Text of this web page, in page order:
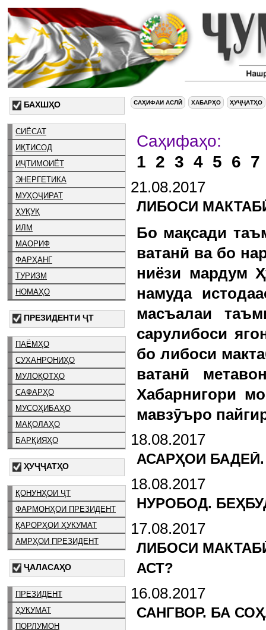
БАХШҲО
СИЁСАТ
ИҚТИСОД
ИҶТИМОИЁТ
ЭНЕРГЕТИКА
МУҲОҶИРАТ
ҲУҚУҚ
ИЛМ
МАОРИФ
ФАРҲАНГ
ТУРИЗМ
НОМАҲО
ПРЕЗИДЕНТИ ҶТ
ПАЁМҲО
СУХАНРОНИҲО
МУЛОҚОТҲО
САФАРҲО
МУСОҲИБАҲО
МАҚОЛАҲО
БАРҚИЯҲО
ҲУҶҶАТҲО
ҚОНУНҲОИ ҶТ
ФАРМОНҲОИ ПРЕЗИДЕНТ
ҚАРОРҲОИ ҲУКУМАТ
АМРҲОИ ПРЕЗИДЕНТ
ҶАЛАСАҲО
ПРЕЗИДЕНТ
ҲУКУМАТ
ПОРЛУМОН
САҲИФАИ АСЛӢ ХАБАРҲО ҲУҶҶАТҲО
1 2 3 4 5 6 7
21.08.2017
ЛИБОСИ
Бо мақсади
ватанӣ ва бо
ниёзи мардум
намуда
масъалаи
сарулибоси
бо либоси
ватанӣ
Хабарнигори
мавзӯъро
18.08.2017
АСАРҲОИ
18.08.2017
НУРОБОД.
17.08.2017
ЛИБОСИ
АСТ?
16.08.2017
САНГВОР. БА